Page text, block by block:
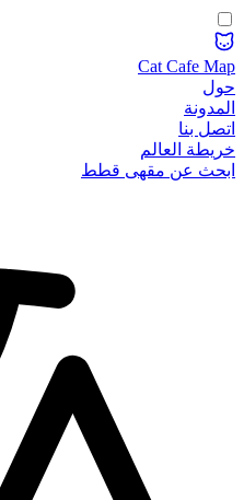
Cat Cafe Map
حول
المدونة
اتصل بنا
خريطة العالم
ابحث عن مقهى قطط